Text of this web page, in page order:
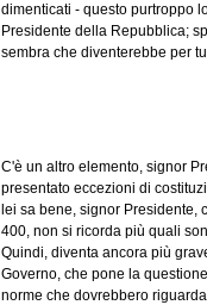
dimenticati - questo purtroppo
Presidente della Repubblica;
sembra che diventerebbe per
C'è un altro elemento, signor
presentato eccezioni di
lei sa bene, signor Presidente,
400, non si ricorda più quali
Quindi, diventa ancora più
Governo, che pone la
norme che dovrebbero